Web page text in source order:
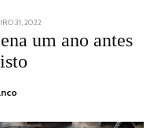
31, 2022
2022
um ano antes